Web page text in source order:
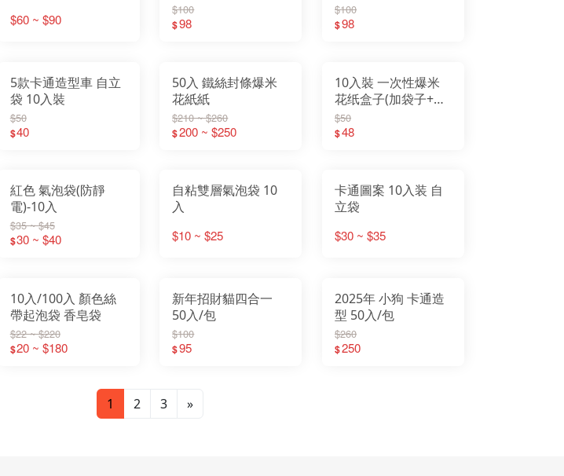
雪Q餅包裝袋/交換禮
$60 ~ $90
$100
$98
$100
$98
5款卡通造型車 自立
袋 10入裝
$50
$40
50入 鐵絲封條爆米
花紙紙
$210 ~ $260
$200 ~ $250
10入裝 一次性爆米
花纸盒子(加袋子+金
色札帶)
$50
$48
紅色 氣泡袋(防靜
電)-10入
$35 ~ $45
$30 ~ $40
自粘雙層氣泡袋 10
入
$10 ~ $25
卡通圖案 10入装 自
立袋
$30 ~ $35
10入/100入 顏色絲
帶起泡袋 香皂袋
$22 ~ $220
$20 ~ $180
新年招財貓四合一
50入/包
$100
$95
2025年 小狗 卡通造
型 50入/包
$260
$250
1 2 3 »